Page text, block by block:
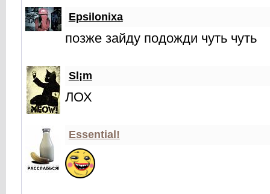
Epsilonixa
позже зайду подожди чуть чуть
Sl¡m
ЛОХ
Essential!